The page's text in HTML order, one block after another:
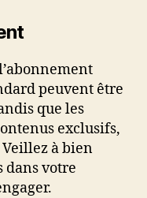
peuvent être
que les
exclusifs,
à bien
dans votre